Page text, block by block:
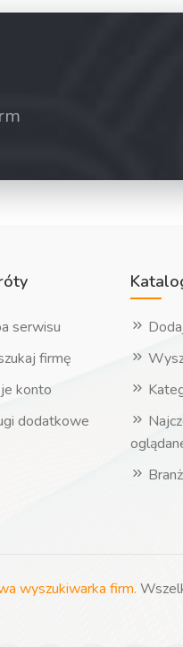
serwisu
firmę
konto
dodatkowe
wyszukiwarka firm.